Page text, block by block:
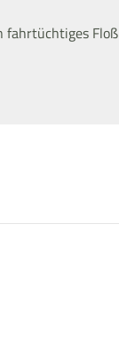
fahrtüchtiges Floß